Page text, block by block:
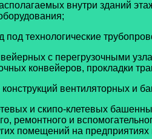
внутри зданий
под технологические
с перегрузочными
конвейеров, прокладки
конструкций вентиляторных и
и скипо-клетевых
ремонтного и
помещений на